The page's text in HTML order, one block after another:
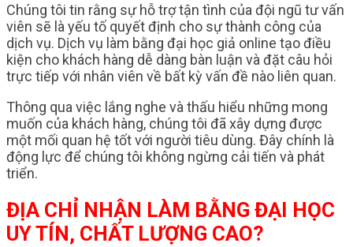
Chúng tôi tin rằng sự hỗ trợ tận tình của đội ngũ tư vấn
viên sẽ là yếu tố quyết định cho sự thành công của
dịch vụ. Dịch vụ làm bằng đại học giả online tạo điều
kiện cho khách hàng dễ dàng bàn luận và đặt câu hỏi
trực tiếp với nhân viên về bất kỳ vấn đề nào liên quan.
Thông qua việc lắng nghe và thấu hiểu những mong
muốn của khách hàng, chúng tôi đã xây dựng được
một mối quan hệ tốt với người tiêu dùng. Đây chính là
động lực để chúng tôi không ngừng cải tiến và phát
triển.
ĐỊA CHỈ NHẬN LÀM BẰNG ĐẠI HỌC
UY TÍN, CHẤT LƯỢNG CAO?